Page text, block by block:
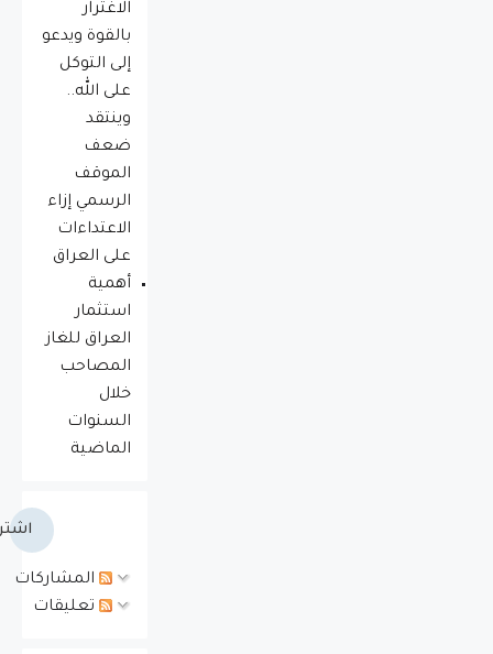
الاغترار
بالقوة ويدعو
إلى التوكل
على الله..
وينتقد
ضعف
الموقف
الرسمي إزاء
الاعتداءات
على العراق
أهمية
استثمار
العراق للغاز
المصاحب
خلال
السنوات
الماضية
المشاركات
تعليقات